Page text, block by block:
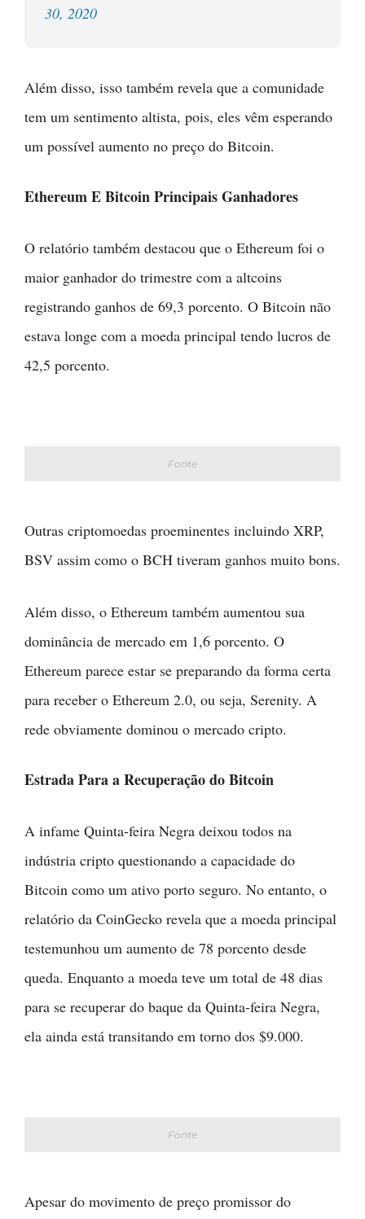
30, 2020
Além disso, isso também revela que a comunidade
tem um sentimento altista, pois, eles vêm esperando
um possível aumento no preço do Bitcoin.
Ethereum E Bitcoin Principais Ganhadores
O relatório também destacou que o Ethereum foi o
maior ganhador do trimestre com a altcoins
registrando ganhos de 69,3 porcento. O Bitcoin não
estava longe com a moeda principal tendo lucros de
42,5 porcento.
Fonte
Outras criptomoedas proeminentes incluindo XRP,
BSV assim como o BCH tiveram ganhos muito bons.
Além disso, o Ethereum também aumentou sua
dominância de mercado em 1,6 porcento. O
Ethereum parece estar se preparando da forma certa
para receber o Ethereum 2.0, ou seja, Serenity. A
rede obviamente dominou o mercado cripto.
Estrada Para a Recuperação do Bitcoin
A infame Quinta-feira Negra deixou todos na
indústria cripto questionando a capacidade do
Bitcoin como um ativo porto seguro. No entanto, o
relatório da CoinGecko revela que a moeda principal
testemunhou um aumento de 78 porcento desde
queda. Enquanto a moeda teve um total de 48 dias
para se recuperar do baque da Quinta-feira Negra,
ela ainda está transitando em torno dos $9.000.
Fonte
Apesar do movimento de preço promissor do